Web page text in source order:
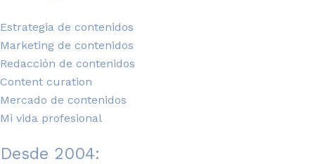
Estrategia de contenidos
Marketing de contenidos
Redacción de contenidos
Content curation
Mercado de contenidos
Mi vida profesional
Desde 2004: